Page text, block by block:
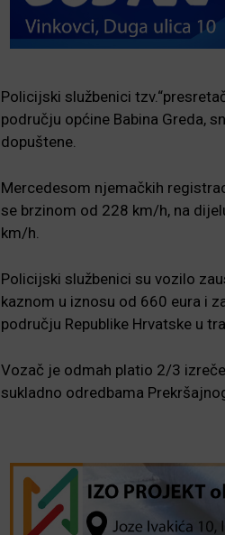
Policijski službenici
području općine Babina Greda,
dopuštene.
Mercedesom njemačkih
se brzinom od 228 km/h, na
km/h.
Policijski službenici su vozilo
kaznom u iznosu od 660 eura i
području Republike Hrvatske u
Vozač je odmah platio 2/3
sukladno odredbama